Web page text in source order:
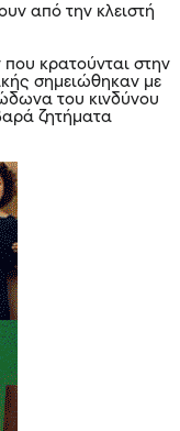
από την κλειστή
κρατούνται στην
σημειώθηκαν με
του κινδύνου
ζητήματα